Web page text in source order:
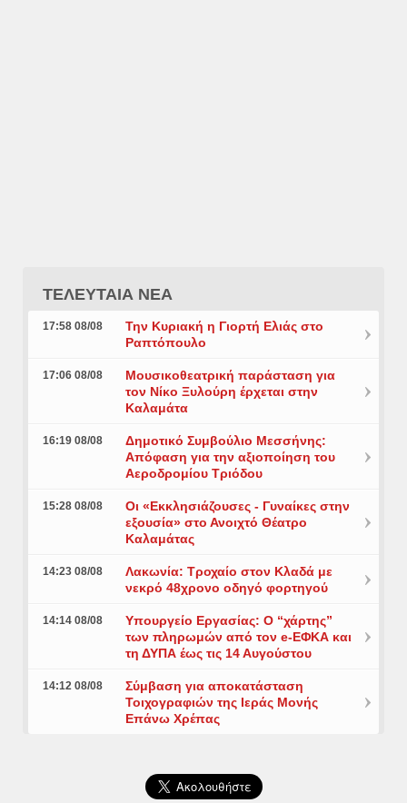
ΤΕΛΕΥΤΑΙΑ ΝΕΑ
17:58 08/08
Την Κυριακή η Γιορτή Ελιάς στο
Ραπτόπουλο
17:06 08/08
Μουσικοθεατρική παράσταση για
τον Νίκο Ξυλούρη έρχεται στην
Καλαμάτα
16:19 08/08
Δημοτικό Συμβούλιο Μεσσήνης:
Απόφαση για την αξιοποίηση του
Αεροδρομίου Τριόδου
15:28 08/08
Οι «Εκκλησιάζουσες - Γυναίκες στην
εξουσία» στο Ανοιχτό Θέατρο
Καλαμάτας
14:23 08/08
Λακωνία: Τροχαίο στον Κλαδά με
νεκρό 48χρονο οδηγό φορτηγού
14:14 08/08
Υπουργείο Εργασίας: Ο “χάρτης”
των πληρωμών από τον e-ΕΦΚΑ και
τη ΔΥΠΑ έως τις 14 Αυγούστου
14:12 08/08
Σύμβαση για αποκατάσταση
Τοιχογραφιών της Ιεράς Μονής
Επάνω Χρέπας